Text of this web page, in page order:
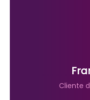
Cliente